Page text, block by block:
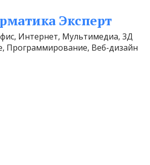
Эксперт
Интернет, Мультимедиа, 3Д
Программирование, Веб-дизайн